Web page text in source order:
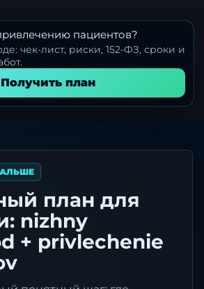
пациентов?
чек-лист, риски, 152-ФЗ, сроки и
Получить план
план для
nizhny
+ privlechenie